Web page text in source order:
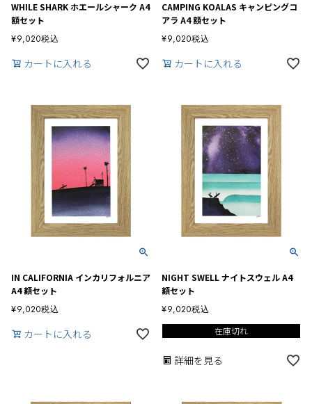
WHILE SHARK ホエールシャーク A4
額セット
¥9,020税込
カートに入れる
CAMPING KOALAS キャンピングコ
アラ A4 額セット
¥9,020税込
カートに入れる
IN CALIFORNIA インカリフォルニア
A4 額セット
¥9,020税込
カートに入れる
NIGHT SWELL ナイトスウェル A4
額セット
¥9,020税込
在庫切れ
詳細を見る